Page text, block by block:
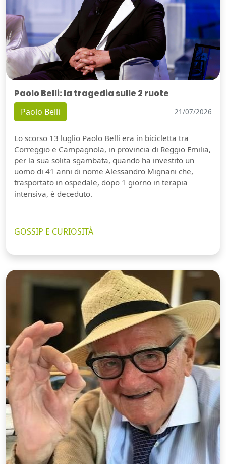
Paolo Belli: la tragedia sulle 2 ruote
Paolo Belli 21/07/2026
Lo scorso 13 luglio Paolo Belli era in bicicletta tra
Correggio e Campagnola, in provincia di Reggio Emilia,
per la sua solita sgambata, quando ha investito un
uomo di 41 anni di nome Alessandro Mignani che,
trasportato in ospedale, dopo 1 giorno in terapia
intensiva, è deceduto.
GOSSIP E CURIOSITÀ